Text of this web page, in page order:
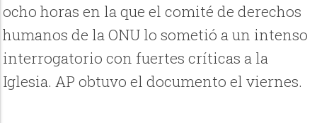
ocho horas en la que el comité de derechos
humanos de la ONU lo sometió a un intenso
interrogatorio con fuertes críticas a la
Iglesia. AP obtuvo el documento el viernes.